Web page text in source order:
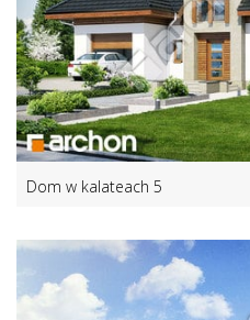
Dom w kalateach 5